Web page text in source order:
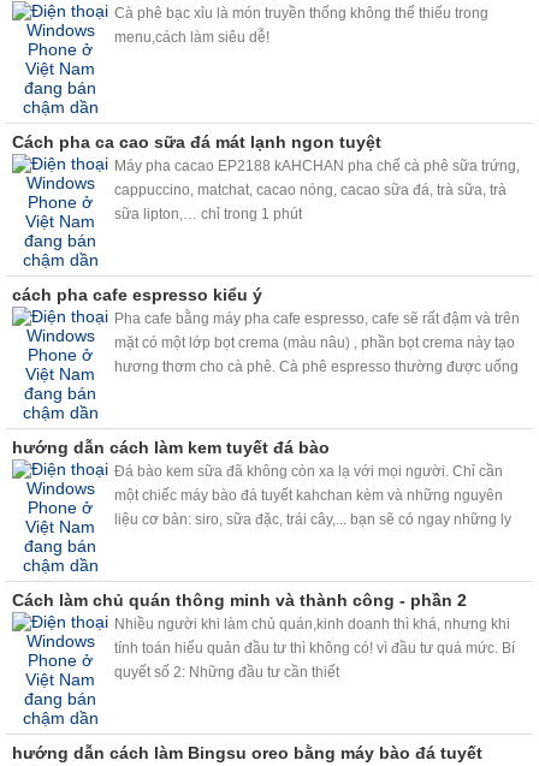
Cà phê bạc xỉu là món truyền thống không thể thiếu trong
menu,cách làm siêu dễ!
Cách pha ca cao sữa đá mát lạnh ngon tuyệt
Máy pha cacao EP2188 kAHCHAN pha chế cà phê sữa trứng,
cappuccino, matchat, cacao nóng, cacao sữa đá, trà sữa, trà
sữa lipton,… chỉ trong 1 phút
cách pha cafe espresso kiểu ý
Pha cafe bằng máy pha cafe espresso, cafe sẽ rất đậm và trên
mặt có một lớp bọt crema (màu nâu) , phần bọt crema này tạo
hương thơm cho cà phê. Cà phê espresso thường được uống
khẩu vị.
hướng dẫn cách làm kem tuyết đá bào
Đá bào kem sữa đã không còn xa lạ với mọi người. Chỉ cần
một chiếc máy bào đá tuyết kahchan kèm và những nguyên
liệu cơ bản: siro, sữa đặc, trái cây,... bạn sẽ có ngay những ly
Cách làm chủ quán thông minh và thành công - phần 2
Nhiều người khi làm chủ quán,kinh doanh thì khá, nhưng khi
tính toán hiểu quản đầu tư thì không có! vì đầu tư quá mức. Bí
quyết số 2: Những đầu tư cần thiết
hướng dẫn cách làm Bingsu oreo bằng máy bào đá tuyết